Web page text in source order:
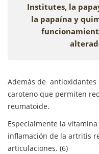
Institutes, la
la papaína y
Además de antioxidantes
caroteno que permiten
reumatoide.
Especialmente la
inflamación de la artritis
articulaciones. (6)